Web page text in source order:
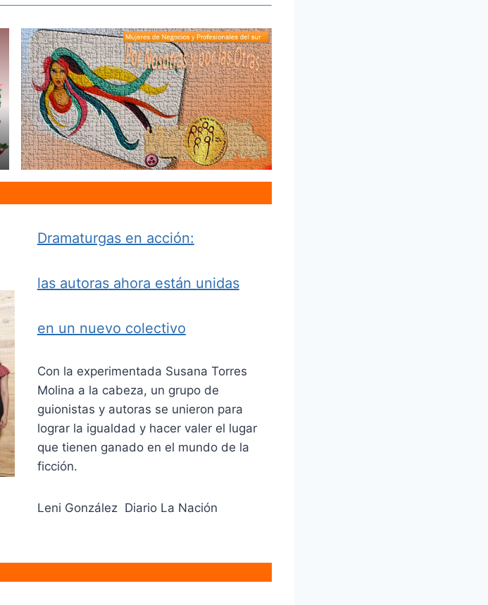
Dramaturgas en acción:
las autoras ahora están unidas
en un nuevo colectivo
Con la experimentada Susana Torres
Molina a la cabeza, un grupo de
guionistas y autoras se unieron para
lograr la igualdad y hacer valer el lugar
que tienen ganado en el mundo de la
ficción.
Leni González Diario La Nación